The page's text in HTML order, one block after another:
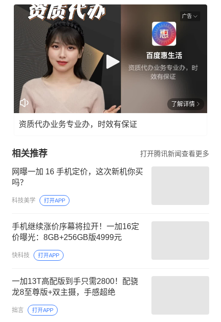
广告
了解详情
资质代办业务专业办，时效有保证
相关推荐 打开腾讯新闻查看更多
网曝一加 16 手机定价，这次新机你买
吗？
科技美学 打开APP
手机继续涨价序幕将拉开！一加16定
价曝光：8GB+256GB版4999元
快科技 打开APP
一加13T高配版到手只需2800！配骁
龙8至尊版+双主摄，手感超绝
拙言 打开APP